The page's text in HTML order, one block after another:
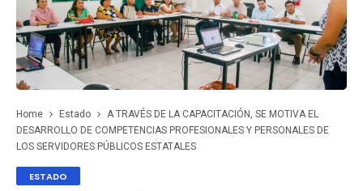
Home Estado
A TRAVÉS DE LA CAPACITACIÓN, SE MOTIVA EL
DESARROLLO DE COMPETENCIAS PROFESIONALES Y PERSONALES DE
LOS SERVIDORES PÚBLICOS ESTATALES
ESTADO